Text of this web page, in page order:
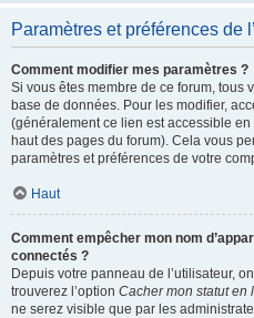
Paramètres et préférences de
Comment modifier mes paramètres ?
Si vous êtes membre de ce forum, tous
base de données. Pour les modifier,
(généralement ce lien est accessible
haut des pages du forum). Cela vous
paramètres et préférences de votre
Haut
Comment empêcher mon nom
connectés ?
Depuis votre panneau de l’utilisateur,
trouverez l’option Cacher mon statut en
ne serez visible que par les